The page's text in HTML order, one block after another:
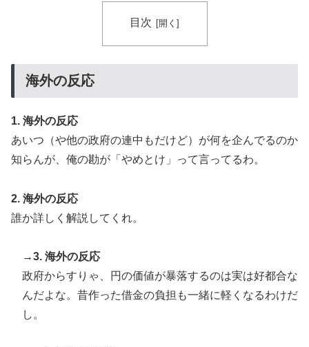
目次
海外の反応
1. 海外の反応
あいつ（や他の政府の連中もだけど）が何を企んでるのか
知らんが、俺の勘が「やめとけ」って言ってるわ。
2. 海外の反応
誰か詳しく解説してくれ。
→3. 海外の反応
政府からすりゃ、円の価値が暴落するのは実は好都合な
んだよな。昔作った借金の負担も一緒に軽くなるわけだ
し。